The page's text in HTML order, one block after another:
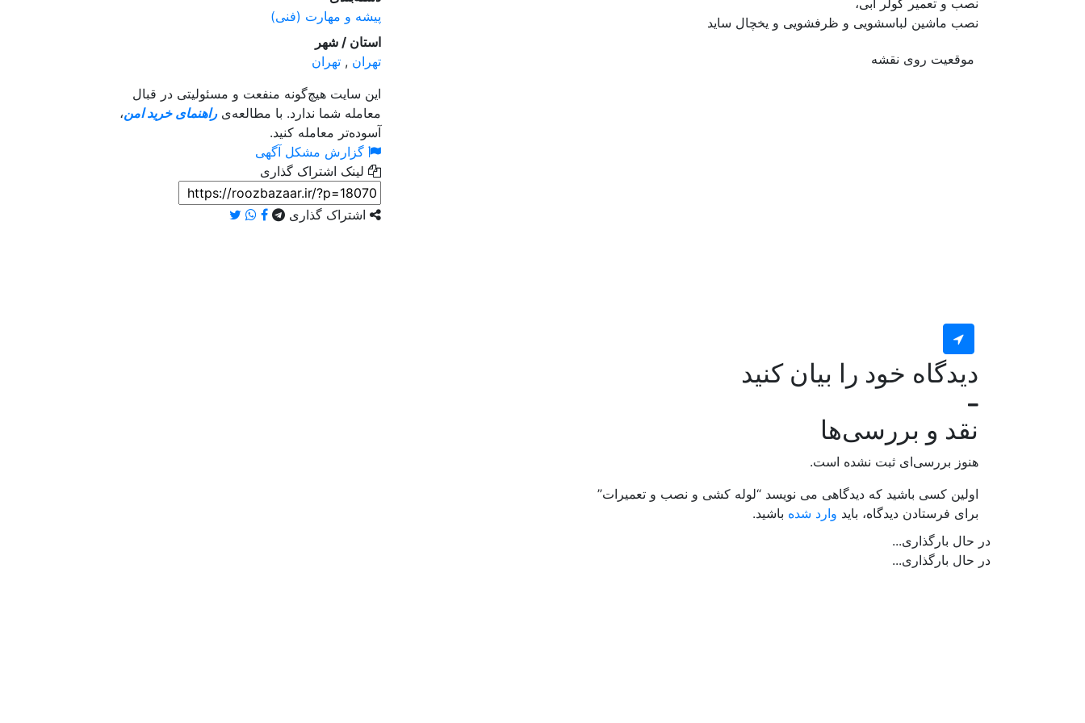
نصب ماشین لباسشویی و ظرفشویی و یخچال ساید
موقعیت روی نقشه
دیدگاه خود را بیان کنید
نقد و بررسی‌ها
هنوز بررسی‌ای ثبت نشده است.
اولین کسی باشید که دیدگاهی می نویسد “لوله کشی و نصب و تعمیرات”
برای فرستادن دیدگاه، باید وارد شده باشید.
پیشه و مهارت (فنی)
استان / شهر
تهران , تهران
این سایت هیچ‌گونه منفعت و مسئولیتی در قبال
معامله شما ندارد. با مطالعه‌یراهنمای خرید امن،
آسوده‌تر معامله کنید.
گزارش مشکل آگهی
لینک اشتراک گذاری
اشتراک گذاری
در حال بارگذاری...
در حال بارگذاری...